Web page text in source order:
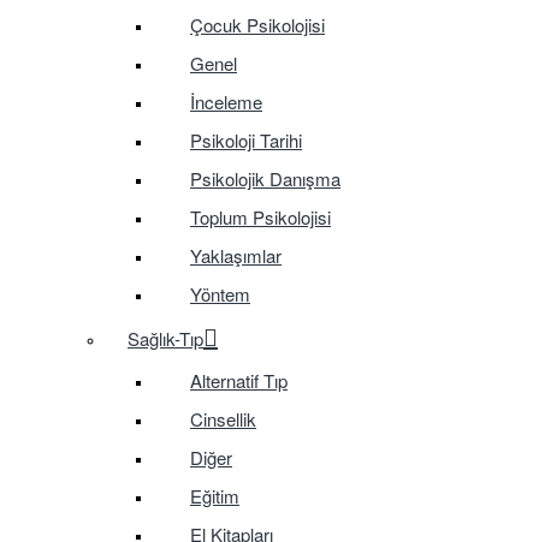
Çocuk Psikolojisi
Genel
İnceleme
Psikoloji Tarihi
Psikolojik Danışma
Toplum Psikolojisi
Yaklaşımlar
Yöntem
Sağlık-Tıp
Alternatif Tıp
Cinsellik
Diğer
Eğitim
El Kitapları